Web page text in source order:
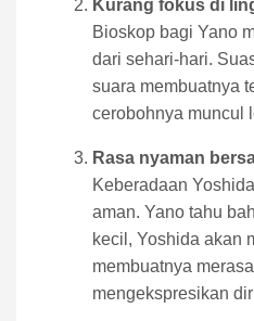
Kurang fokus di
Bioskop bagi Yano
dari sehari-hari.
suara membuatnya
cerobohnya muncul
Rasa nyaman
Keberadaan
aman. Yano tahu
kecil, Yoshida akan
membuatnya
mengekspresikan